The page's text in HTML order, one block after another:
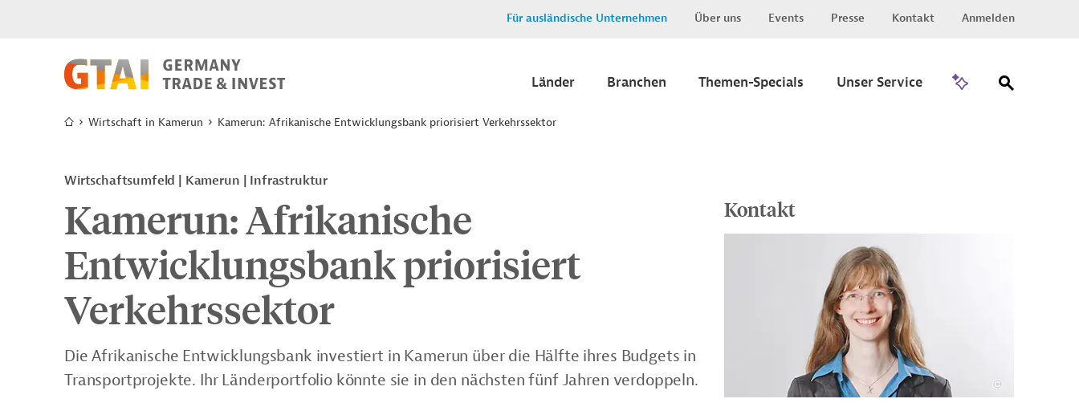
Für ausländische Unternehmen Über uns Events Presse Kontakt Anmelden
Länder Branchen Themen-Specials Unser Service
Wirtschaft in Kamerun Kamerun: Afrikanische Entwicklungsbank priorisiert Verkehrssektor
Wirtschaftsumfeld | Kamerun | Infrastruktur
Kamerun: Afrikanische
Entwicklungsbank priorisiert
Verkehrssektor
Die Afrikanische Entwicklungsbank investiert in Kamerun über die Hälfte ihres Budgets in
Transportprojekte. Ihr Länderportfolio könnte sie in den nächsten fünf Jahren verdoppeln.
Kontakt